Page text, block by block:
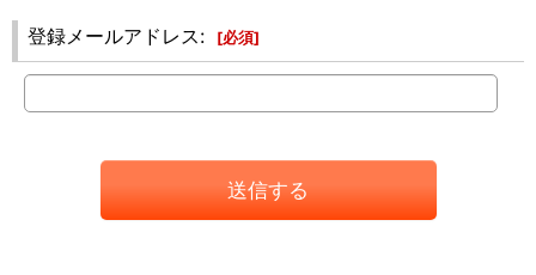
登録メールアドレス: [必須]
送信する